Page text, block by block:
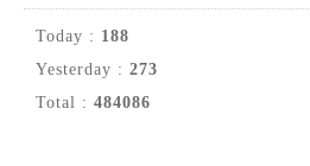
Today : 188
Yesterday : 273
Total : 484086